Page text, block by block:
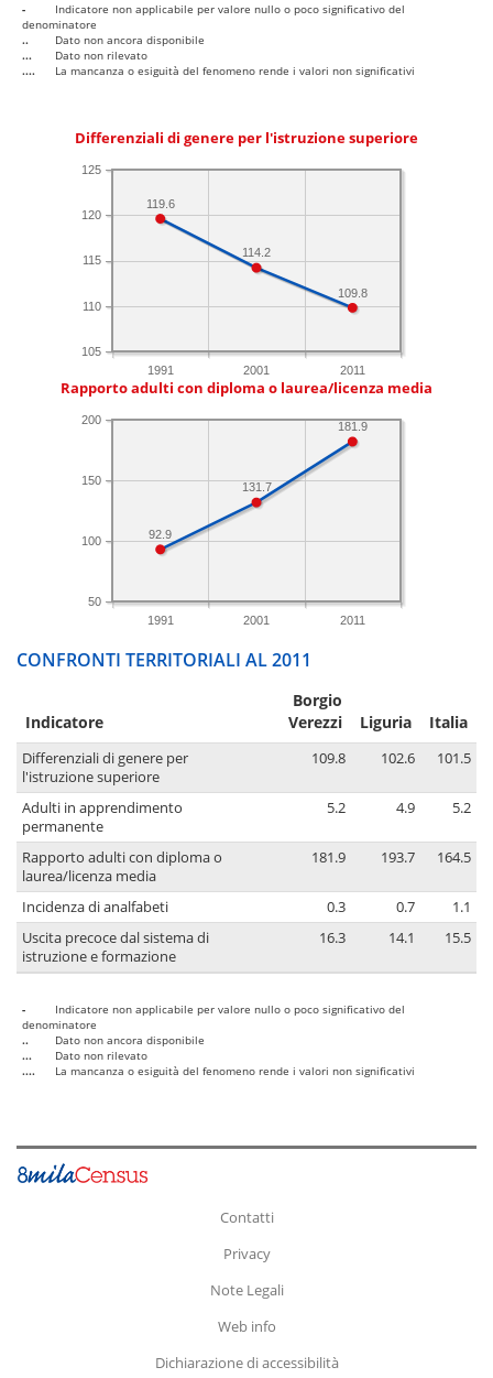
-
Indicatore non applicabile per valore nullo o poco significativo del
denominatore
..
Dato non ancora disponibile
...
Dato non rilevato
....
La mancanza o esiguità del fenomeno rende i valori non significativi
Differenziali di genere per l'istruzione superiore
1991 2001 2011
105
110
115
120
125
109.8
114.2
119.6
Rapporto adulti con diploma o laurea/licenza media
1991 2001 2011
50
100
150
200
181.9
131.7
92.9
CONFRONTI TERRITORIALI AL 2011
Indicatore
Borgio
Verezzi
Liguria Italia
Differenziali di genere per
l'istruzione superiore
109.8 102.6 101.5
Adulti in apprendimento
permanente
5.2 4.9 5.2
Rapporto adulti con diploma o
laurea/licenza media
181.9 193.7 164.5
Incidenza di analfabeti 0.3 0.7
1.1
Uscita precoce dal sistema di
istruzione e formazione
16.3 14.1 15.5
-
Indicatore non applicabile per valore nullo o poco significativo del
denominatore
..
Dato non ancora disponibile
...
Dato non rilevato
....
La mancanza o esiguità del fenomeno rende i valori non significativi
Contatti
Privacy
Note Legali
Web info
Dichiarazione di accessibilità